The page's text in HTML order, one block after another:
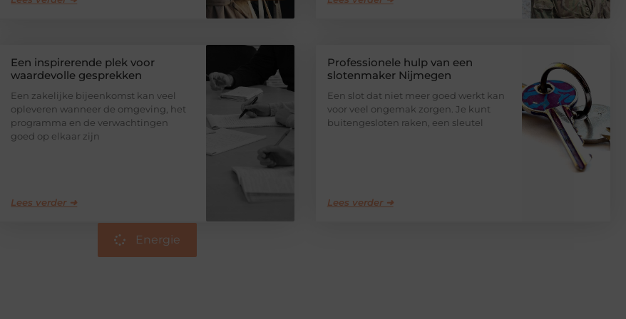
Een inspirerende plek voor
waardevolle gesprekken
Een zakelijke bijeenkomst kan veel
opleveren wanneer de omgeving, het
programma en de verwachtingen
goed op elkaar zijn
Lees verder ➜
Professionele hulp van een
slotenmaker Nijmegen
Een slot dat niet meer goed werkt kan
voor veel ongemak zorgen. Je kunt
buitengesloten raken, een sleutel
Lees verder ➜
Energie